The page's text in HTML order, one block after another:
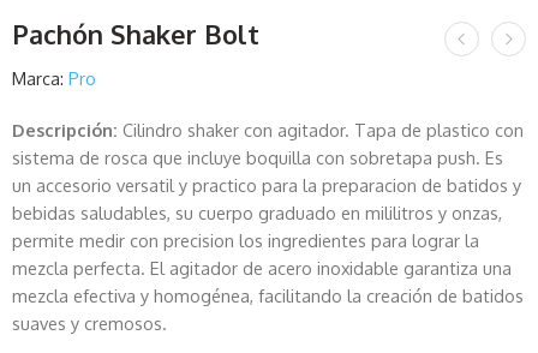
Pachón Shaker Bolt
Marca: Pro
Descripción: Cilindro shaker con agitador. Tapa de plastico con
sistema de rosca que incluye boquilla con sobretapa push. Es
un accesorio versatil y practico para la preparacion de batidos y
bebidas saludables, su cuerpo graduado en mililitros y onzas,
permite medir con precision los ingredientes para lograr la
mezcla perfecta. El agitador de acero inoxidable garantiza una
mezcla efectiva y homogénea, facilitando la creación de batidos
suaves y cremosos.